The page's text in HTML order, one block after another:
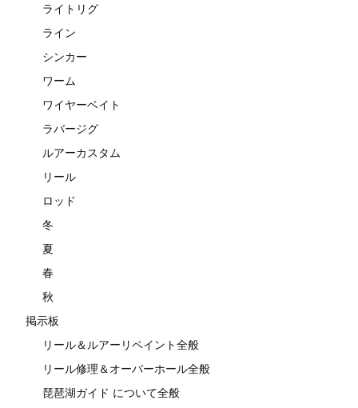
ライトリグ
ライン
シンカー
ワーム
ワイヤーベイト
ラバージグ
ルアーカスタム
リール
ロッド
冬
夏
春
秋
掲示板
リール＆ルアーリペイント全般
リール修理＆オーバーホール全般
琵琶湖ガイド について全般